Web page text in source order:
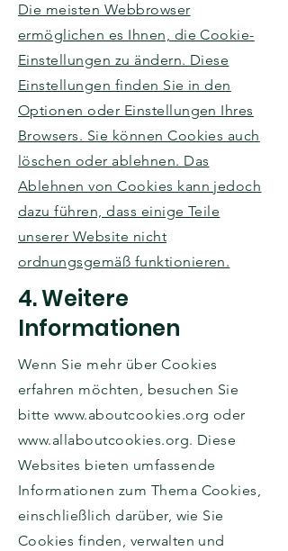
Die meisten Webbrowser
ermöglichen es Ihnen, die Cookie-
Einstellungen zu ändern. Diese
Einstellungen finden Sie in den
Optionen oder Einstellungen Ihres
Browsers. Sie können Cookies auch
löschen oder ablehnen. Das
Ablehnen von Cookies kann jedoch
dazu führen, dass einige Teile
unserer Website nicht
ordnungsgemäß funktionieren.
4. Weitere
Informationen
Wenn Sie mehr über Cookies
erfahren möchten, besuchen Sie
bitte www.aboutcookies.org oder
www.allaboutcookies.org. Diese
Websites bieten umfassende
Informationen zum Thema Cookies,
einschließlich darüber, wie Sie
Cookies finden, verwalten und